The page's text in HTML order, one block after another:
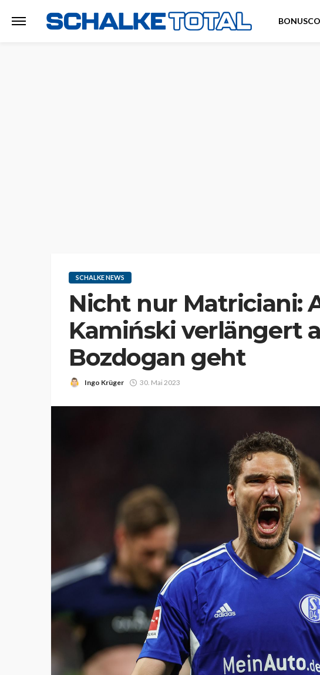
SCHALKE NEWS
Nicht nur Matriciani:
Kamiński verlängert
Bozdogan geht
Ingo Krüger 30. Mai 2023